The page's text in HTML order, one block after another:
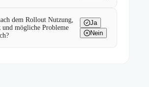
dem Rollout Nutzung,
und mögliche Probleme
Ja
Nein